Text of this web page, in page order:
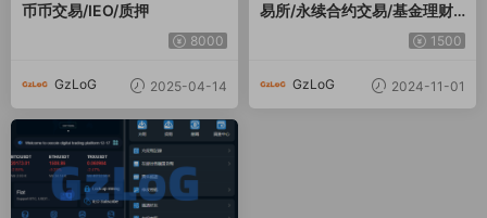
币币交易/IEO/质押
8000
GzLoG 2025-04-14
易所/永续合约交易/基金理财/
1500
GzLoG 2024-11-01